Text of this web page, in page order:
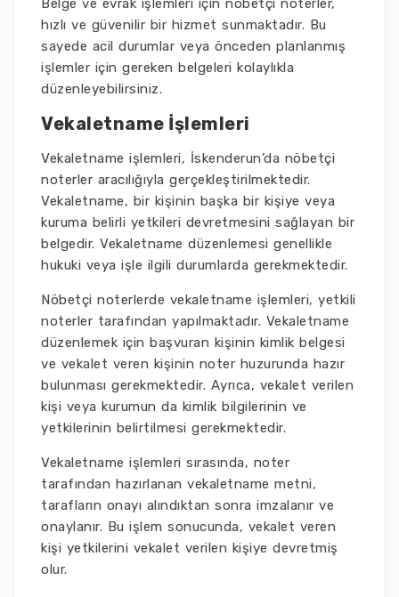
Belge ve evrak işlemleri için nöbetçi noterler,
hızlı ve güvenilir bir hizmet sunmaktadır. Bu
sayede acil durumlar veya önceden planlanmış
işlemler için gereken belgeleri kolaylıkla
düzenleyebilirsiniz.
Vekaletname İşlemleri
Vekaletname işlemleri, İskenderun’da nöbetçi
noterler aracılığıyla gerçekleştirilmektedir.
Vekaletname, bir kişinin başka bir kişiye veya
kuruma belirli yetkileri devretmesini sağlayan bir
belgedir. Vekaletname düzenlemesi genellikle
hukuki veya işle ilgili durumlarda gerekmektedir.
Nöbetçi noterlerde vekaletname işlemleri, yetkili
noterler tarafından yapılmaktadır. Vekaletname
düzenlemek için başvuran kişinin kimlik belgesi
ve vekalet veren kişinin noter huzurunda hazır
bulunması gerekmektedir. Ayrıca, vekalet verilen
kişi veya kurumun da kimlik bilgilerinin ve
yetkilerinin belirtilmesi gerekmektedir.
Vekaletname işlemleri sırasında, noter
tarafından hazırlanan vekaletname metni,
tarafların onayı alındıktan sonra imzalanır ve
onaylanır. Bu işlem sonucunda, vekalet veren
kişi yetkilerini vekalet verilen kişiye devretmiş
olur.